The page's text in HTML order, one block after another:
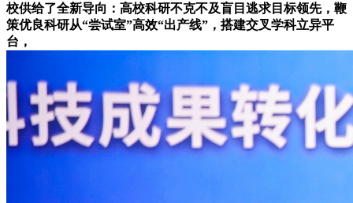
校供给了全新导向：高校科研不克不及盲目逃求目标领先，鞭
策优良科研从“尝试室”高效“出产线”，搭建交叉学科立异平
台，